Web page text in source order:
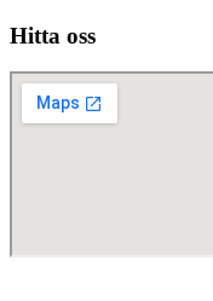
Hitta oss